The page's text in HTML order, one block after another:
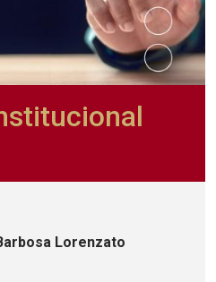
Lorenzato